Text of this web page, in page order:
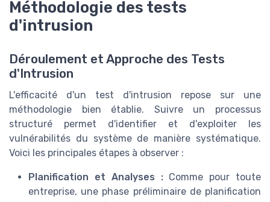
Méthodologie des tests
d'intrusion
Déroulement et Approche des Tests
d'Intrusion
L'efficacité d'un test d'intrusion repose sur une
méthodologie bien établie. Suivre un processus
structuré permet d'identifier et d'exploiter les
vulnérabilités du système de manière systématique.
Voici les principales étapes à observer :
Planification et Analyses :Comme pour toute
entreprise, une phase préliminaire de planification